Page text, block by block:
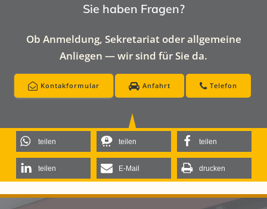
Sie haben Fragen?
Ob Anmeldung, Sekretariat oder allgemeine
Anliegen — wir sind für Sie da.
Kontakformular Anfahrt Telefon
teilen teilen teilen
teilen E-Mail drucken